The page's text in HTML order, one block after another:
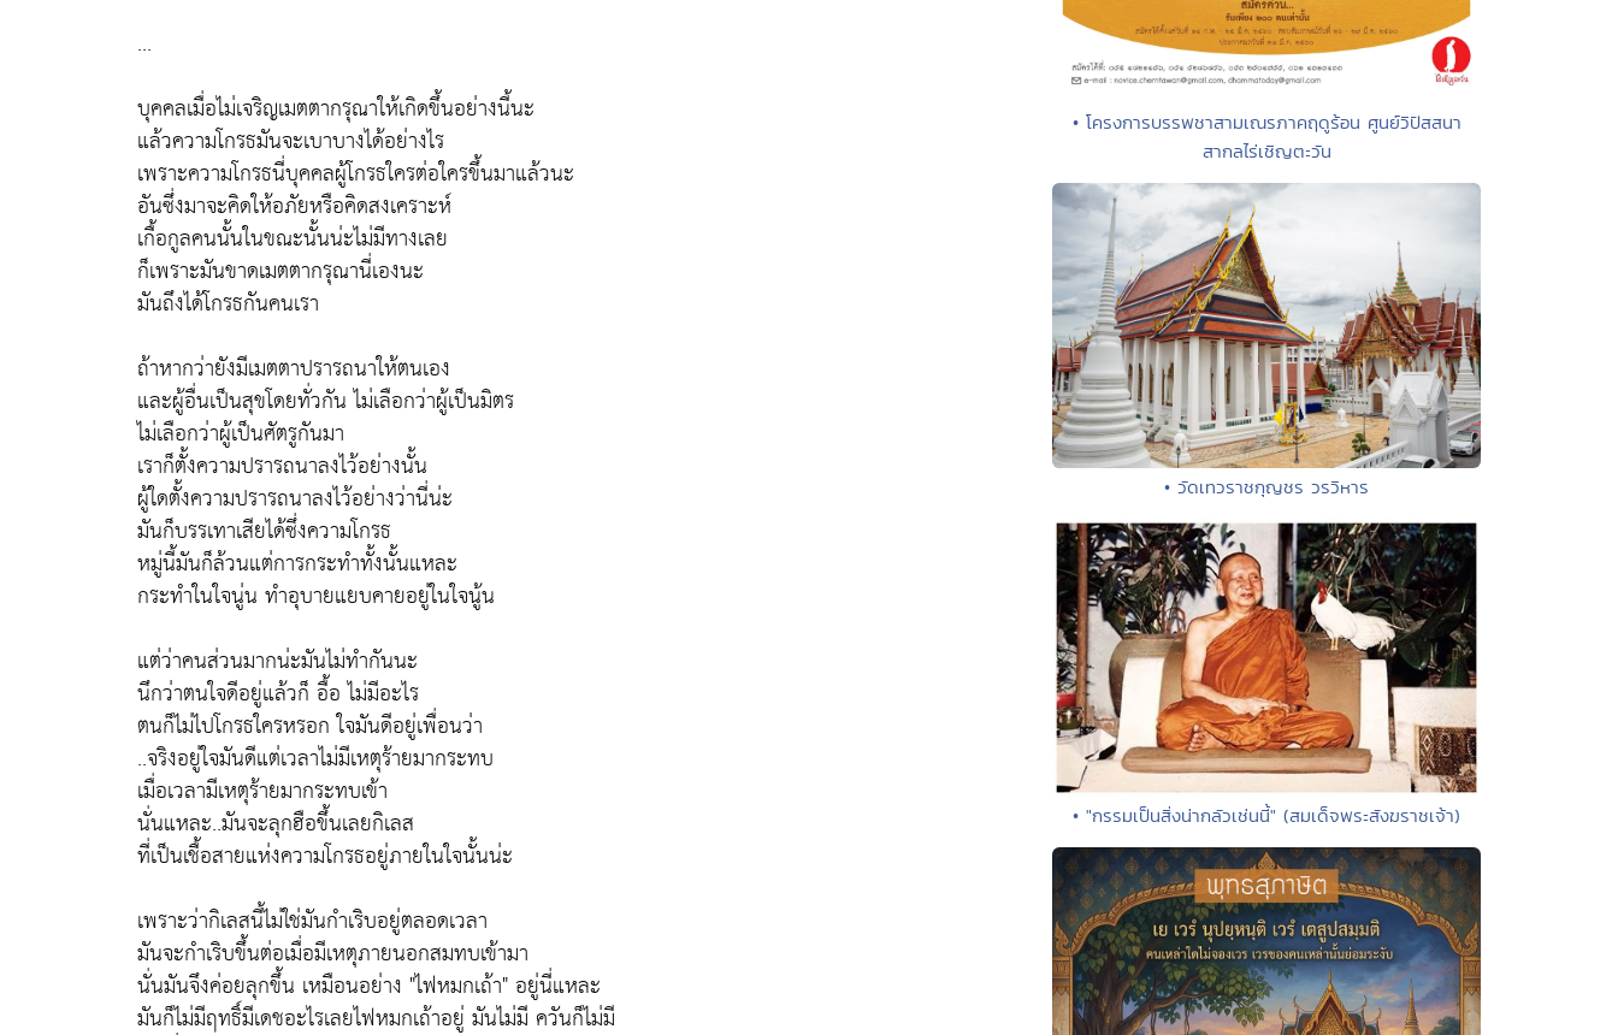
...
บุคคลเมื่อไม่เจริญเมตตากรุณาให้เกิดขึ้นอย่างนี้นะ
แล้วความโกรธมันจะเบาบางได้อย่างไร
เพราะความโกรธนี่บุคคลผู้โกรธใครต่อใครขึ้นมาแล้วนะ
อันซึ่งมาจะคิดให้อภัยหรือคิดสงเคราะห์
เกื้อกูลคนนั้นในขณะนั้นน่ะไม่มีทางเลย
ก็เพราะมันขาดเมตตากรุณานี่เองนะ
มันถึงได้โกรธกันคนเรา
ถ้าหากว่ายังมีเมตตาปรารถนาให้ตนเอง
และผู้อื่นเป็นสุขโดยทั่วกัน ไม่เลือกว่าผู้เป็นมิตร
ไม่เลือกว่าผู้เป็นศัตรูกันมา
เราก็ตั้งความปรารถนาลงไว้อย่างนั้น
ผู้ใดตั้งความปรารถนาลงไว้อย่างว่านี่น่ะ
มันก็บรรเทาเสียได้ซึ่งความโกรธ
หมู่นี้มันก็ล้วนแต่การกระทำทั้งนั้นแหละ
กระทำในใจนู่น ทำอุบายแยบคายอยู่ในใจนู้น
แต่ว่าคนส่วนมากน่ะมันไม่ทำกันนะ
นึกว่าตนใจดีอยู่แล้วก็ อื้อ ไม่มีอะไร
ตนก็ไม่ไปโกรธใครหรอก ใจมันดีอยู่เพื่อนว่า
..จริงอยู่ใจมันดีแต่เวลาไม่มีเหตุร้ายมากระทบ
เมื่อเวลามีเหตุร้ายมากระทบเข้า
นั่นแหละ..มันจะลุกฮือขึ้นเลยกิเลส
ที่เป็นเชื้อสายแห่งความโกรธอยู่ภายในใจนั้นน่ะ
เพราะว่ากิเลสนี้ไม่ใช่มันกำเริบอยู่ตลอดเวลา
มันจะกำเริบขึ้นต่อเมื่อมีเหตุภายนอกสมทบเข้ามา
นั่นมันจึงค่อยลุกขึ้น เหมือนอย่าง "ไฟหมกเถ้า" อยู่นี่แหละ
มันก็ไม่มีฤทธิ์มีเดชอะไรเลยไฟหมกเถ้าอยู่ มันไม่มี ควันก็ไม่มี
• โครงการบรรพชาสามเณรภาคฤดูร้อน ศูนย์วิปัสสนา
สากลไร่เชิญตะวัน
• วัดเทวราชกุญชร วรวิหาร
• "กรรมเป็นสิ่งน่ากลัวเช่นนี้" (สมเด็จพระสังฆราชเจ้า)